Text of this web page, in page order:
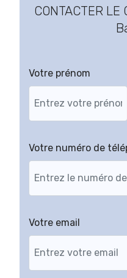
CONTACTER
Votre prénom
Votre numéro de
Votre email